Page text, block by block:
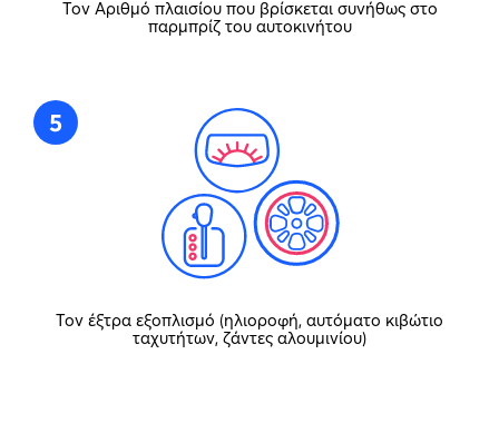
Τον Αριθμό πλαισίου που βρίσκεται συνήθως στο
παρμπρίζ του αυτοκινήτου
5
Τον έξτρα εξοπλισμό (ηλιοροφή, αυτόματο κιβώτιο
ταχυτήτων, ζάντες αλουμινίου)